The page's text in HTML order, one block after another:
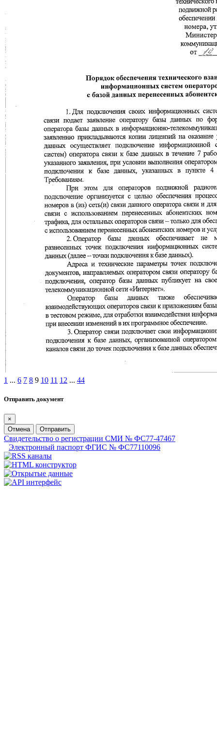
1 ... 6 7 8 9 10 11 12 ... 44
Отправить документ
×
Отмена
Отправить
Свидетельство о регистрации СМИ № ФС77-47467
Электронный паспорт ФГИС № ФС77110096